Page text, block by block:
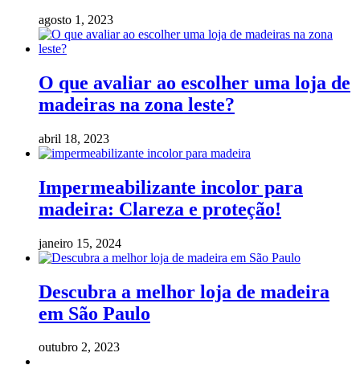
agosto 1, 2023
O que avaliar ao escolher uma loja de
madeiras na zona leste?
abril 18, 2023
Impermeabilizante incolor para
madeira: Clareza e proteção!
janeiro 15, 2024
Descubra a melhor loja de madeira
em São Paulo
outubro 2, 2023